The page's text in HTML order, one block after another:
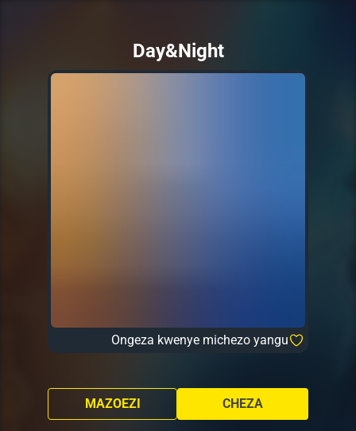
Day&Night
Ongeza kwenye michezo yangu
CHEZA
MAZOEZI